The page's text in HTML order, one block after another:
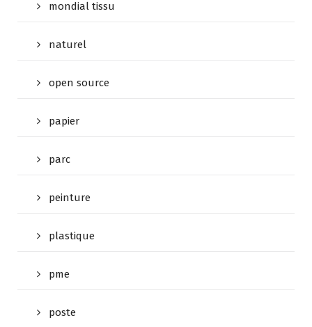
mondial tissu
naturel
open source
papier
parc
peinture
plastique
pme
poste